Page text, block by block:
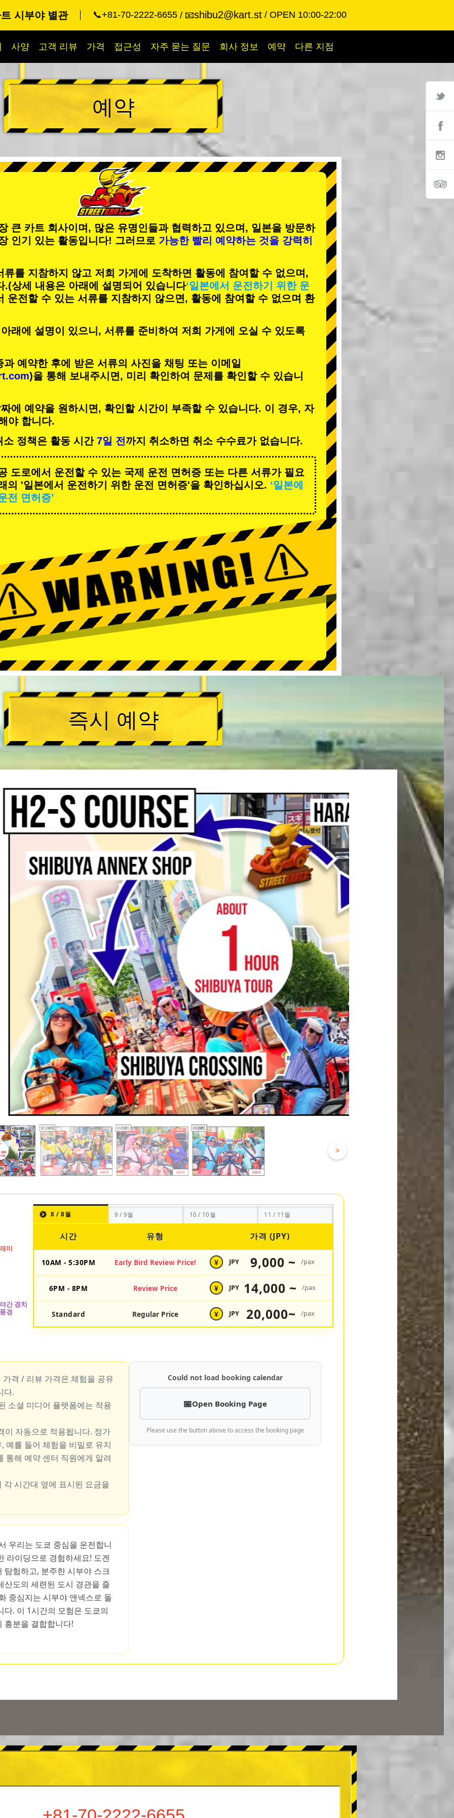
시부야 별관 📞+81-70-2222-6655 📧shibu2@kart.st OPEN 10:00-22:00
사양 고객 리뷰 가격 접근성 자주 묻는 질문 회사 정보 예약 다른 지점
예약
큰 카트 회사이며, 많은 유명인들과 협력하고 있으며, 일본을 방문하
인기 있는 활동입니다! 그러므로 가능한 빨리 예약하는 것을 강력히
를 지참하지 않고 저희 가게에 도착하면 활동에 참여할 수 없으며,
.(상세 내용은 아래에 설명되어 있습니다‘일본에서 운전하기 위한 운
운전할 수 있는 서류를 지참하지 않으면, 활동에 참여할 수 없으며 환
래에 설명이 있으니, 서류를 준비하여 저희 가게에 오실 수 있도록
예약한 후에 받은 서류의 사진을 채팅 또는 이메일
)을 통해 보내주시면, 미리 확인하여 문제를 확인할 수 있습니
에 예약을 원하시면, 확인할 시간이 부족할 수 있습니다. 이 경우, 자
야 합니다.
소 정책은 활동 시간 7일 전까지 취소하면 취소 수수료가 없습니다.
도로에서 운전할 수 있는 국제 운전 면허증 또는 다른 서류가 필요
의 '일본에서 운전하기 위한 운전 면허증'을 확인하십시오. ‘일본에
전 면허증’
즉시 예약
>
8 / 8월 9 / 9월 10 / 10월 11 / 11월
시간 유형 가격 (JPY)
10AM - 5:30PM Early Bird Review Price! ¥ JPY 9,000 ~ /pax
6PM - 8PM Review Price ¥ JPY 14,000 ~ /pax
Standard Regular Price ¥ JPY 20,000~ /pax
격 / 리뷰 가격은 체험을 공유
다.
소셜 미디어 플랫폼에는 적용
자동으로 적용됩니다. 정가
예를 들어 체험을 비밀로 유지
통해 예약 센터 직원에게 알려
시간대 옆에 표시된 요금을
우리는 도쿄 중심을 운전합니
라이딩으로 경험하세요! 도겐
탐험하고, 분주한 시부야 스크
산도의 세련된 도시 경관을 즐
중심지는 시부야 앤넥스로 돌
. 이 1시간의 모험은 도쿄의
흥분을 결합합니다!
Could not load booking calendar
Open Booking Page
Please use the button above to access the booking page